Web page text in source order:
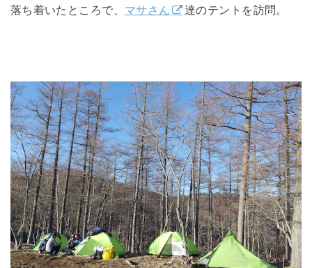
落ち着いたところで、 マサさん 達のテントを訪問。